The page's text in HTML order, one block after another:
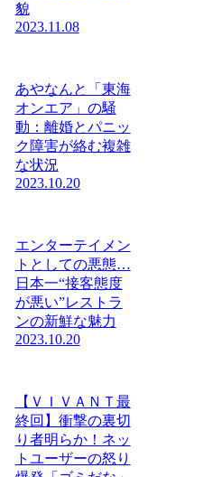
貌
2023.11.08
あやなんと「東海
オンエア」の騒
動：離婚とパニッ
ク障害が絡む複雑
な状況
2023.10.20
エンターテイメン
トとしての悪態…
日本一“接客態度
が悪い”レストラ
ンの新鮮な魅力
2023.10.20
【ＶＩＶＡＮＴ最
終回】衝撃の裏切
り者明らか！ネッ
トユーザーの怒り